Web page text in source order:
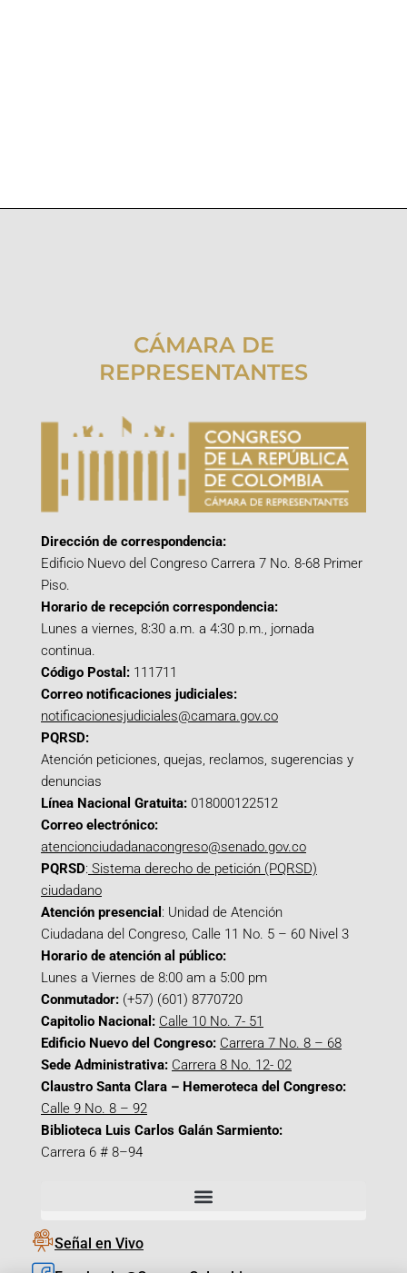
CÁMARA DE
REPRESENTANTES
Dirección de correspondencia:
Edificio Nuevo del Congreso Carrera 7 No. 8-68 Primer
Piso.
Horario de recepción correspondencia:
Lunes a viernes, 8:30 a.m. a 4:30 p.m., jornada
continua.
Código Postal: 111711
Correo notificaciones judiciales:
notificacionesjudiciales@camara.gov.co
PQRSD:
Atención peticiones, quejas, reclamos, sugerencias y
denuncias
Línea Nacional Gratuita: 018000122512
Correo electrónico:
atencionciudadanacongreso@senado.gov.co
PQRSD: Sistema derecho de petición (PQRSD)
ciudadano
Atención presencial : Unidad de Atención
Ciudadana del Congreso, Calle 11 No. 5 – 60 Nivel 3
Horario de atención al público:
Lunes a Viernes de 8:00 am a 5:00 pm
Conmutador: (+57) (601) 8770720
Capitolio Nacional: Calle 10 No. 7- 51
Edificio Nuevo del Congreso: Carrera 7 No. 8 – 68
Sede Administrativa: Carrera 8 No. 12- 02
Claustro Santa Clara – Hemeroteca del Congreso:
Calle 9 No. 8 – 92
Biblioteca Luis Carlos Galán Sarmiento:
Carrera 6 # 8–94
Señal en Vivo